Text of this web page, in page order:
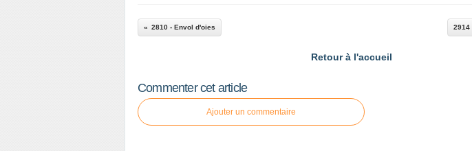
2810 - Envol d'oies 2914
Retour à l'accueil
Commenter cet article
Ajouter un commentaire